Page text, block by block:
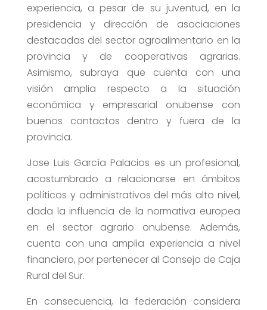
experiencia, a pesar de su juventud, en la
presidencia y dirección de asociaciones
destacadas del sector agroalimentario en la
provincia y de cooperativas agrarias.
Asimismo, subraya que cuenta con una
visión amplia respecto a la situación
económica y empresarial onubense con
buenos contactos dentro y fuera de la
provincia.
Jose Luis García Palacios es un profesional,
acostumbrado a relacionarse en ámbitos
políticos y administrativos del más alto nivel,
dada la influencia de la normativa europea
en el sector agrario onubense. Además,
cuenta con una amplia experiencia a nivel
financiero, por pertenecer al Consejo de Caja
Rural del Sur.
En consecuencia, la federación considera